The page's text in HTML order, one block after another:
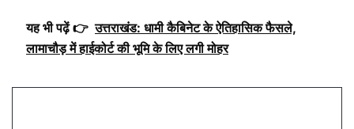
यह भी पढ़ें 👉 उत्तराखंड: धामी कैबिनेट के ऐतिहासिक फैसले,
लामाचौड़ में हाईकोर्ट की भूमि के लिए लगी मोहर